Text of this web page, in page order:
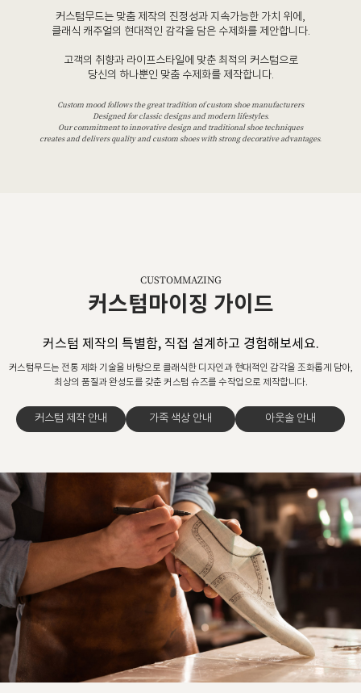
커스텀무드는 맞춤 제작의 진정성과 지속가능한 가치 위에,
클래식 캐주얼의 현대적인 감각을 담은 수제화를 제안합니다.
고객의 취향과 라이프스타일에 맞춘 최적의 커스텀으로
당신의 하나뿐인 맞춤 수제화를 제작합니다.
Custom mood follows the great tradition of custom shoe manufacturers
Designed for classic designs and modern lifestyles.
Our commitment to innovative design and traditional shoe techniques
creates and delivers quality and custom shoes with strong decorative advantages.
CUSTOMMAZING
커스텀마이징 가이드
커스텀 제작의 특별함, 직접 설계하고 경험해보세요.
커스텀무드는 전통 제화 기술을 바탕으로 클래식한 디자인과 현대적인 감각을 조화롭게 담아,
최상의 품질과 완성도를 갖춘 커스텀 슈즈를 수작업으로 제작합니다.
커스텀 제작 안내 가죽 색상 안내 아웃솔 안내